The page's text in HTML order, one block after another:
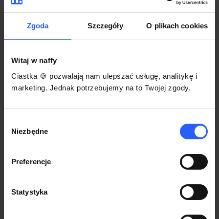
Zgoda Szczegóły O plikach cookies
Witaj w naffy
Ciastka 🍪 pozwalają nam ulepszać usługę, analitykę i
marketing. Jednak potrzebujemy na to Twojej zgody.
zgody
Niezbędne
Preferencje
Statystyka
Korzystaj na dowolnym urządzeniu z
przeglądarką Chrome
Włącz czasową promocję
3
Każdy produkt w naffy ma swój indywidualny link.
gdzie się nim podzielisz z odbiorcami.